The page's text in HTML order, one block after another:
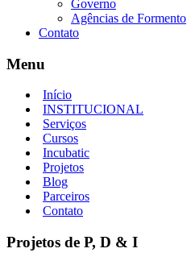
Governo
Agências de Formento
Contato
Menu
Início
INSTITUCIONAL
Serviços
Cursos
Incubatic
Projetos
Blog
Parceiros
Contato
Projetos de P, D & I